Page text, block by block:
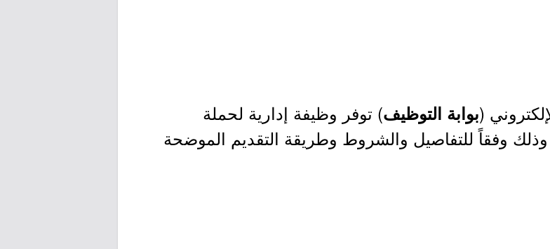
(بوابة التوظيف) توفر وظيفة إدارية لحملة
وفقاً للتفاصيل والشروط وطريقة التقديم الموضحة